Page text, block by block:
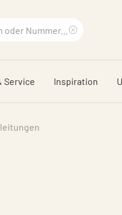
löschen
Service Inspiration